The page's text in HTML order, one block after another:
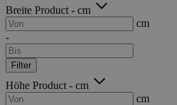
Breite Product - cm
cm
-
Filter
Höhe Product - cm
cm